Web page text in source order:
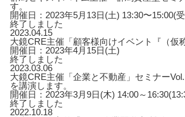
す。
開催日：2023年5月13日(土) 13:30〜15:00(
終了しました
2023.04.15
大鏡CRE主催「顧客様向けイベント『（仮
開催日：2023年4月15日(土)
終了しました
2023.03.06
大鏡CRE主催「企業と不動産」セミナー
を講演します。
開催日：2023年3月9日(木) 14:00～
終了しました
2022.10.18